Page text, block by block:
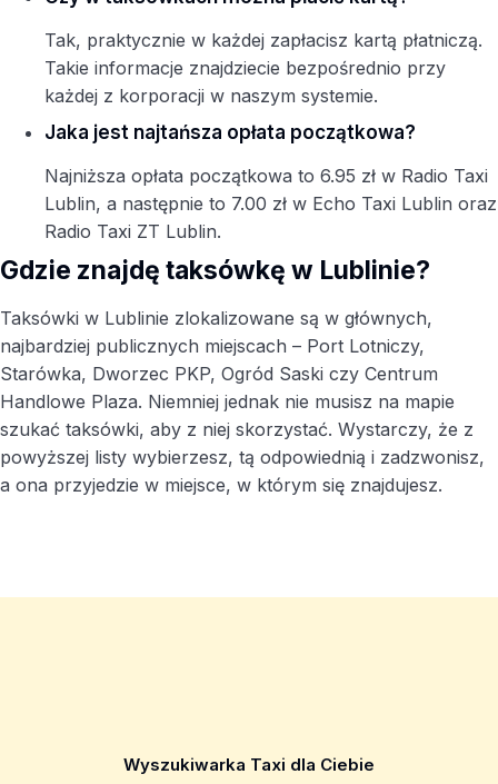
Tak, praktycznie w każdej zapłacisz kartą płatniczą.
Takie informacje znajdziecie bezpośrednio przy
każdej z korporacji w naszym systemie.
Jaka jest najtańsza opłata początkowa?
Najniższa opłata początkowa to 6.95 zł w Radio Taxi
Lublin, a następnie to 7.00 zł w Echo Taxi Lublin oraz
Radio Taxi ZT Lublin.
Gdzie znajdę taksówkę w Lublinie?
Taksówki w Lublinie zlokalizowane są w głównych,
najbardziej publicznych miejscach – Port Lotniczy,
Starówka, Dworzec PKP, Ogród Saski czy Centrum
Handlowe Plaza. Niemniej jednak nie musisz na mapie
szukać taksówki, aby z niej skorzystać. Wystarczy, że z
powyższej listy wybierzesz, tą odpowiednią i zadzwonisz,
a ona przyjedzie w miejsce, w którym się znajdujesz.
Wyszukiwarka Taxi dla Ciebie